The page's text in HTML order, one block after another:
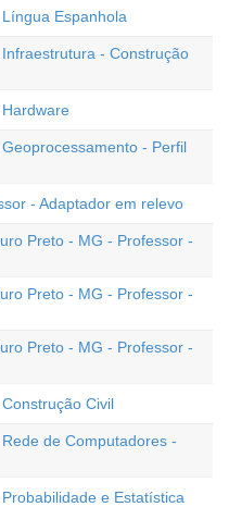
Espanhola
- Construção
- Perfil
- Adaptador em relevo
Preto - MG - Professor -
Preto - MG - Professor -
Preto - MG - Professor -
Civil
de Computadores -
e Estatística